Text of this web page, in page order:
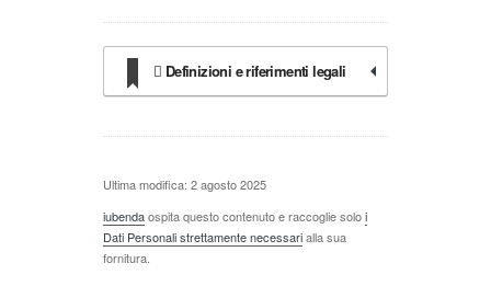
Definizioni e riferimenti legali
Ultima modifica: 2 agosto 2025
iubendaospita questo contenuto e raccoglie soloi
Dati Personali strettamente necessarialla sua
fornitura.